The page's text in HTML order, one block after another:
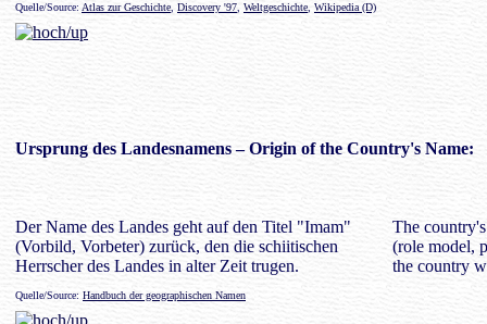
Quelle/Source: Atlas zur Geschichte Discovery '97 Weltgeschichte Wikipedia (D)
Ursprung des Landesnamens– Origin of the Country's Name:
Der Name des Landes geht auf den Titel "Imam"
(Vorbild, Vorbeter) zurück, den die schiitischen
Herrscher des Landes in alter Zeit trugen.
The
(role model,
the country
Quelle/Source: Handbuch der geographischen Namen